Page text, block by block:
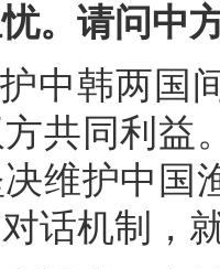
。请问中
中韩两国
共同利益
维护中国
话机制，